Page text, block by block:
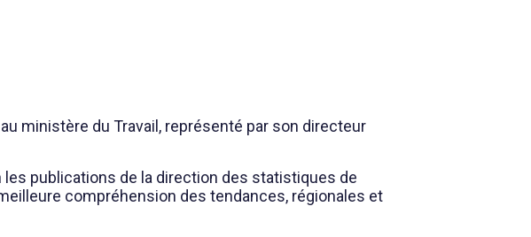
ministère du Travail, représenté par son directeur
publications de la direction des statistiques de
compréhension des tendances, régionales et